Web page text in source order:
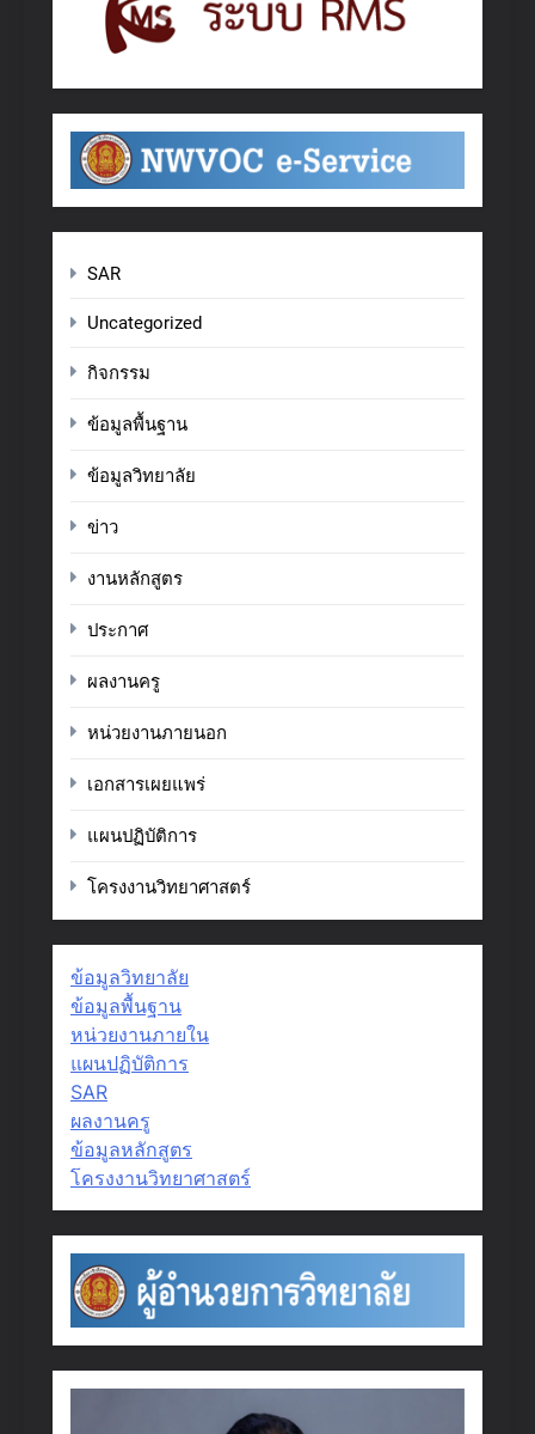
SAR
Uncategorized
กิจกรรม
ข้อมูลพื้นฐาน
ข้อมูลวิทยาลัย
ข่าว
งานหลักสูตร
ประกาศ
ผลงานครู
หน่วยงานภายนอก
เอกสารเผยแพร่
แผนปฏิบัติการ
โครงงานวิทยาศาสตร์
ข้อมูลวิทยาลัย
ข้อมูลพื้นฐาน
หน่วยงานภายใน
แผนปฏิบัติการ
SAR
ผลงานครู
ข้อมูลหลักสูตร
โครงงานวิทยาศาสตร์